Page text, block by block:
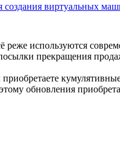
виртуальных
реже используются
прекращения
обновления